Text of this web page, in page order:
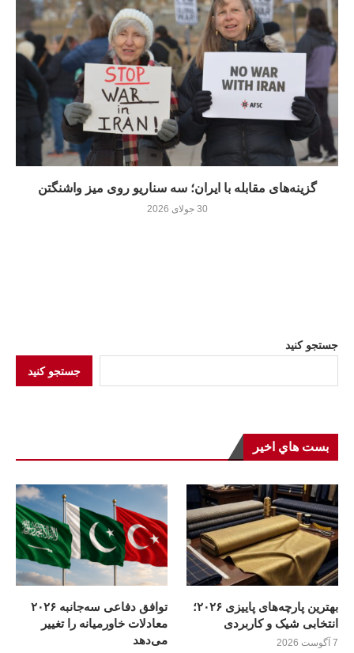
گزینه‌های مقابله با ایران؛ سه سناریو روی میز واشنگتن
30 جولای 2026
جستجو کنید
جستجو کنید
بست هاي اخير
بهترین پارچه‌های پاییزی ۲۰۲۶؛
انتخابی شیک و کاربردی
7 آگوست 2026
توافق دفاعی سه‌جانبه ۲۰۲۶
معادلات خاورمیانه را تغییر
می‌دهد